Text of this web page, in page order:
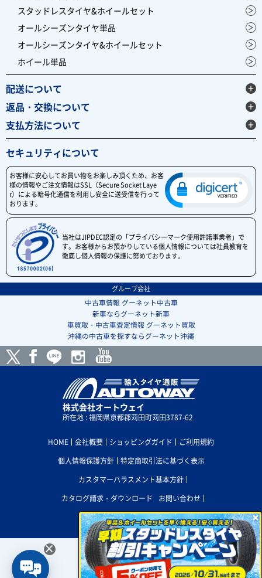

スタッドレスタイヤ&ホイールセット
オールシーズンタイヤ単品
オールシーズンタイヤ&ホイールセット
ホイール単品
配送について
返品・交換について
支払方法について
セキュリティについて
お客様に安心してお買い物をお楽しみ頂くため、お客
様の情報やご注文情報はSSL（Secure Socket Laye
r）による暗号化通信を利用し安全に送受信を行って
おります。
当社はJIPDEC認定の「プライバシーマーク使用許諾事業者」で
す。お客様からお預かりしている個人情報については社員教育を
徹底し個人情報の保護に努めております。
グループ会社
中古車情報 グーネット中古車
新車ならグーネット新車
車買取・中古車査定情報 グーネット買取
沖縄の中古車を探すならグーネット沖縄
株式会社オートウェイ
所在地 : 福岡県京都郡苅田町苅田3787-62
HOME 会社概要 ショッピングガイド
ご利用規約
個人情報保護方針
特定商取引法に基づく表示
カスタマーハラスメント基本方針
カタログ請求・ダウンロード
お問い合わせ
採用情報 サイトマップ
PC版サイトを表示
×
現在、
セルフステーション松 阪南給油所
を取付店に選択しています。
×